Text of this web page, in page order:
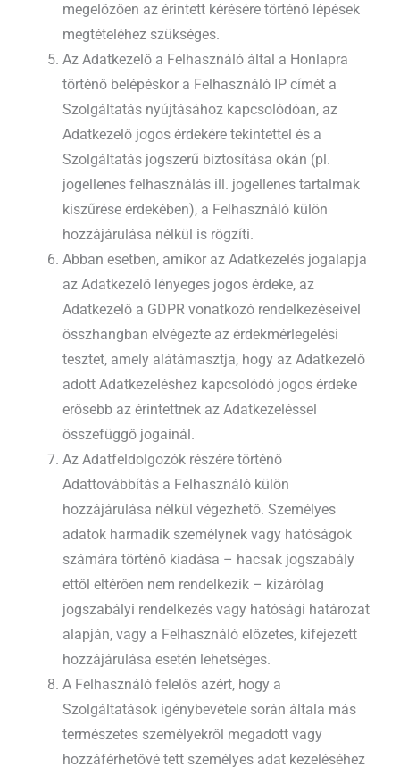
megelőzően az érintett kérésére történő lépések
megtételéhez szükséges.
Az Adatkezelő a Felhasználó által a Honlapra
történő belépéskor a Felhasználó IP címét a
Szolgáltatás nyújtásához kapcsolódóan, az
Adatkezelő jogos érdekére tekintettel és a
Szolgáltatás jogszerű biztosítása okán (pl.
jogellenes felhasználás ill. jogellenes tartalmak
kiszűrése érdekében), a Felhasználó külön
hozzájárulása nélkül is rögzíti.
Abban esetben, amikor az Adatkezelés jogalapja
az Adatkezelő lényeges jogos érdeke, az
Adatkezelő a GDPR vonatkozó rendelkezéseivel
összhangban elvégezte az érdekmérlegelési
tesztet, amely alátámasztja, hogy az Adatkezelő
adott Adatkezeléshez kapcsolódó jogos érdeke
erősebb az érintettnek az Adatkezeléssel
összefüggő jogainál.
Az Adatfeldolgozók részére történő
Adattovábbítás a Felhasználó külön
hozzájárulása nélkül végezhető. Személyes
adatok harmadik személynek vagy hatóságok
számára történő kiadása – hacsak jogszabály
ettől eltérően nem rendelkezik – kizárólag
jogszabályi rendelkezés vagy hatósági határozat
alapján, vagy a Felhasználó előzetes, kifejezett
hozzájárulása esetén lehetséges.
A Felhasználó felelős azért, hogy a
Szolgáltatások igénybevétele során általa más
természetes személyekről megadott vagy
hozzáférhetővé tett személyes adat kezeléséhez